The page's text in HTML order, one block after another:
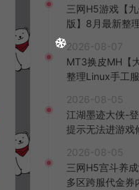
三网H5游戏【
版】8月最新整
客户端+详细搭
2026-08-07
MT3换皮MH【
整理Linux手工
频教程
2026-08-05
江湖墨迹大侠-
提示无法进游戏
2026-08-05
三网H5宫斗养
多区跨服代金券